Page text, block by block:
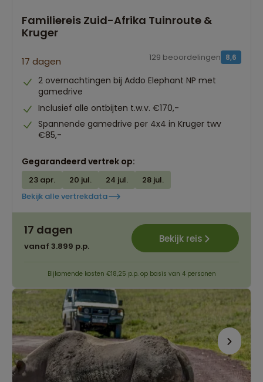
Familiereis Zuid-Afrika Tuinroute &
Kruger
17 dagen 8,6
129 beoordelingen
2 overnachtingen bij Addo Elephant NP met
gamedrive
Inclusief alle ontbijten t.w.v. €170,-
Spannende gamedrive per 4x4 in Kruger twv
€85,-
Gegarandeerd vertrek op:
23 apr. 20 jul. 24 jul.
28 jul.
Bekijk alle vertrekdata
17 dagen
vanaf 3.899 p.p.
Bekijk reis
Bijkomende kosten €18,25 p.p. op basis van 4 personen